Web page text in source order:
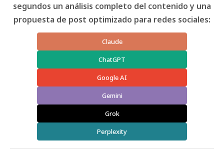
segundos un análisis completo del contenido y una
propuesta de post optimizado para redes sociales:
Claude
ChatGPT
Google AI
Gemini
Grok
Perplexity